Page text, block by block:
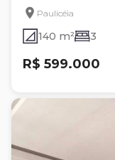
Paulicéia
140 m² 3
R$ 599.000